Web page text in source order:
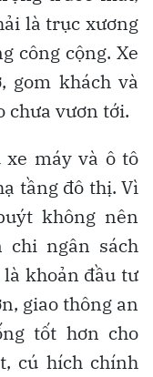
là trục xương
công cộng. Xe
gom khách và
vươn tới.
xe máy và ô tô
tầng đô thị. Vì
không nên
ngân sách
khoản đầu tư
giao thông an
tốt hơn cho
cú hích chính